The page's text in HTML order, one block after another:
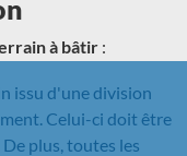
à bâtir :
issu d'une division
Celui-ci doit être
plus, toutes les